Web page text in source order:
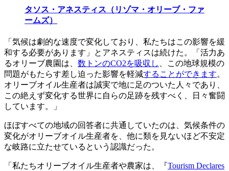
タソス・アネスティス（リゾマ・オリーブ・ファ
ームズ）
「気候は劇的な速度で変化しており、私たちはこの影響を緩
和する必要があります」とアネスティスは続けた。「活力あ
るオリーブ農園は、 数トンのCO2を吸収し
、この地球規模の
問題がもたらす差し迫った影響を軽減することができます。
オリーブオイル生産者は誠実で地に足のついた人々であり、
この絶えず変化する世界に自らの足跡を残すべく、日々奮闘
しています。」
ほぼすべての地域の回答者に共通していたのは、気候条件の
変化がオリーブオイル生産者を、他に類を見ないほど不安定
な岐路に立たせているという認識だった。
「私たちオリーブオイル生産者や農家は、『Tourism Declares